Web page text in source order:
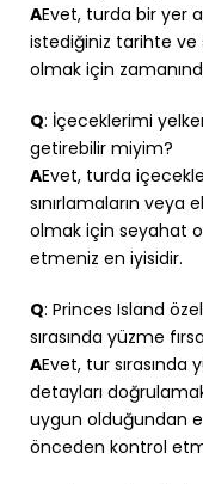
AEvet, turda bir yer
istediğiniz tarihte ve
olmak için
Q: İçeceklerimi
getirebilir miyim?
AEvet, turda
sınırlamaların veya
olmak için seyahat
etmeniz en iyisidir.
Q: Princes Island
sırasında yüzme
AEvet, tur sırasında
detayları
uygun olduğundan
önceden kontrol